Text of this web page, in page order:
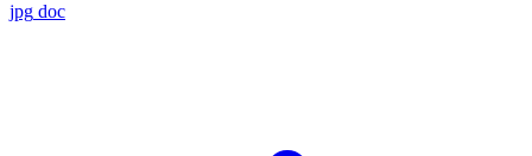
jpg doc